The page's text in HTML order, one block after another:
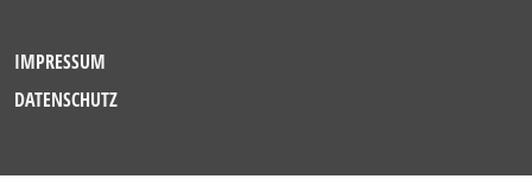
IMPRESSUM
DATENSCHUTZ